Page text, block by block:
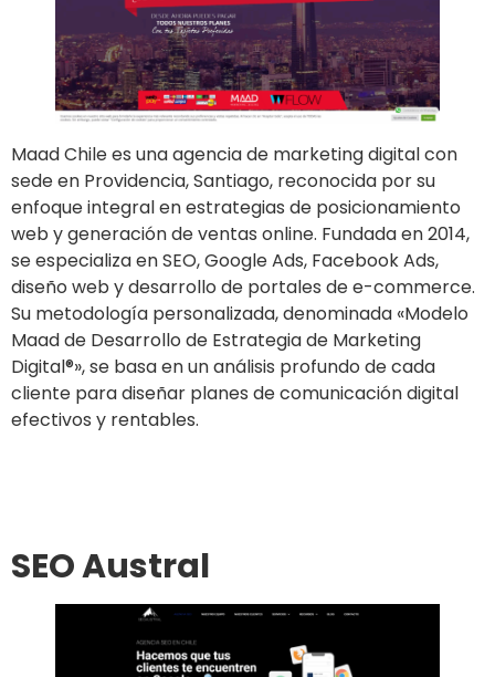
Maad Chile es una agencia de marketing digital con
sede en Providencia, Santiago, reconocida por su
enfoque integral en estrategias de posicionamiento
web y generación de ventas online. Fundada en 2014,
se especializa en SEO, Google Ads, Facebook Ads,
diseño web y desarrollo de portales de e-commerce.
Su metodología personalizada, denominada «Modelo
Maad de Desarrollo de Estrategia de Marketing
Digital®», se basa en un análisis profundo de cada
cliente para diseñar planes de comunicación digital
efectivos y rentables.
SEO Austral